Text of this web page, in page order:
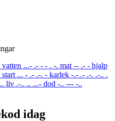
vatten ...- .- - - . -. mat -- .- - hjalp
start ... - .- .-. - karlek -.- .- .-. .-.. .
liv .-.. .. ...- dod -.. --- -..
idag